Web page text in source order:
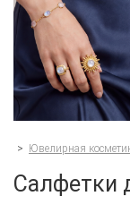
> Ювелирная
Салфетки